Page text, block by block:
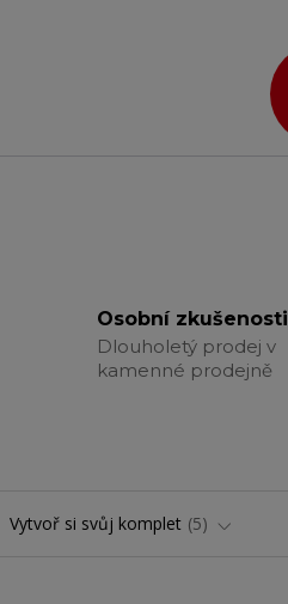
Osobní zkušenosti
Dlouholetý prodej v
kamenné prodejně
Vytvoř si svůj komplet 5